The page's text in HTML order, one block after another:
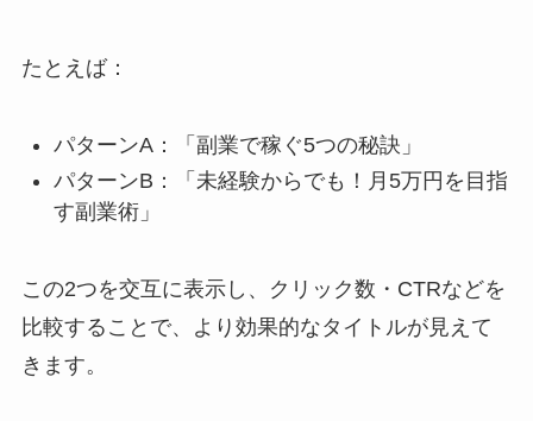
たとえば：
パターンA：「副業で稼ぐ5つの秘訣」
パターンB：「未経験からでも！月5万円を目指
す副業術」
この2つを交互に表示し、クリック数・CTRなどを
比較することで、より効果的なタイトルが見えて
きます。